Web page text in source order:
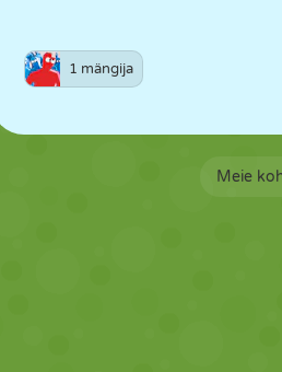
1 mängija
Meie